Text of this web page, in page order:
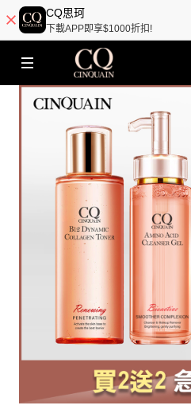
CQ思珂
下載APP即享$1000折扣!